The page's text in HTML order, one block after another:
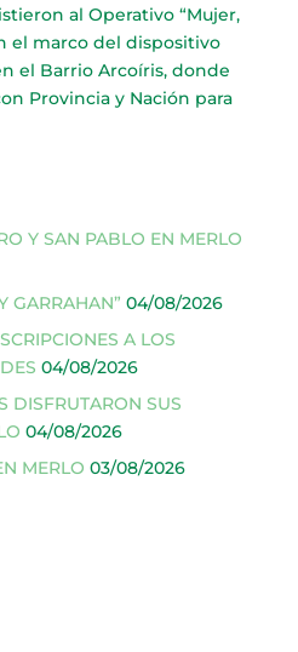
al Operativo “Mujer,
el marco del dispositivo
el Barrio Arcoíris, donde
Provincia y Nación para
Y SAN PABLO EN MERLO
GARRAHAN” 04/08/2026
A LOS
04/08/2026
DISFRUTARON SUS
04/08/2026
MERLO 03/08/2026